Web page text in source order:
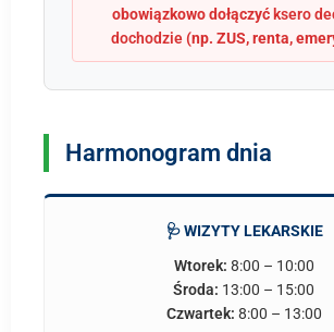
obowiązkowo dołączyć ksero
dochodzie(np. ZUS, renta,
Harmonogram dnia
🩺 WIZYTY LEKARSKIE
Wtorek: 8:00 – 10:00
Środa: 13:00 – 15:00
Czwartek: 8:00 – 13:00